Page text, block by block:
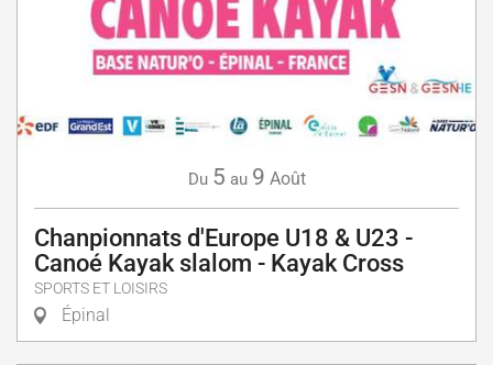
Du 5 au 9 Août
Chanpionnats d'Europe U18 & U23 -
Canoé Kayak slalom - Kayak Cross
SPORTS ET LOISIRS
Épinal